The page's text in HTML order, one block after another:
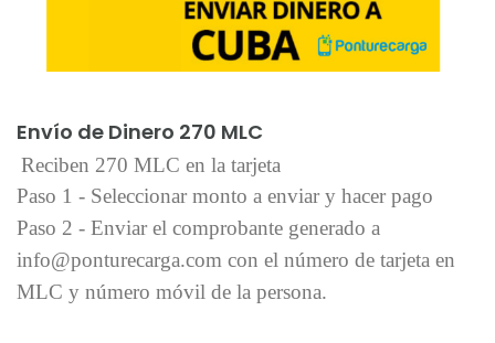
Envío de Dinero 270 MLC
Reciben 270 MLC en la tarjeta
Paso 1 - Seleccionar monto a enviar y hacer pago
Paso 2 - Enviar el comprobante generado a
info@ponturecarga.com con el número de tarjeta en
MLC y número móvil de la persona.